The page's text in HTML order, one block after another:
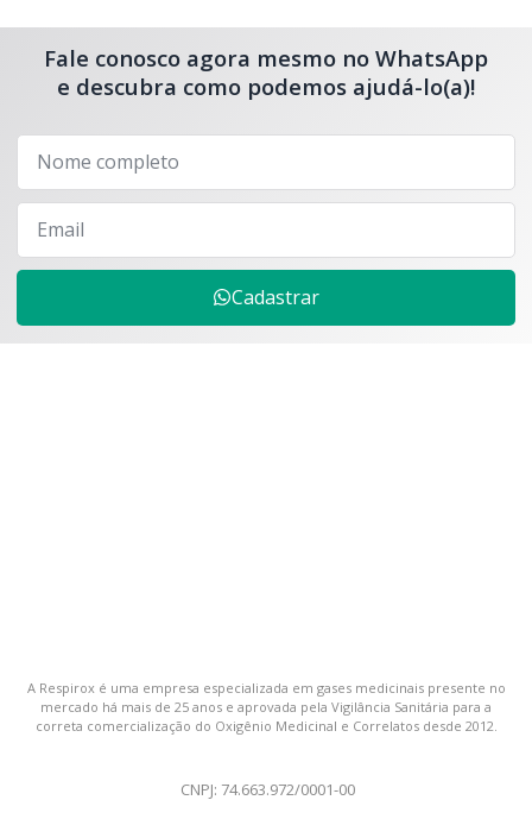
Fale conosco agora mesmo no WhatsApp
e descubra como podemos ajudá-lo(a)!
Cadastrar
A Respirox é uma empresa especializada em gases medicinais presente no
mercado há mais de 25 anos e aprovada pela Vigilância Sanitária para a
correta comercialização do Oxigênio Medicinal e Correlatos desde 2012.
CNPJ: 74.663.972/0001-00